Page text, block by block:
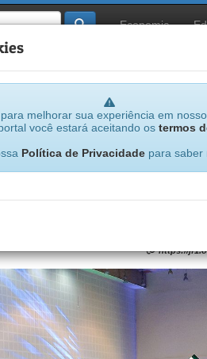
Economia
melhorar sua experiência em
você estará aceitando os termos
Política de Privacidadepara saber
1 milhão de estudantes
https://